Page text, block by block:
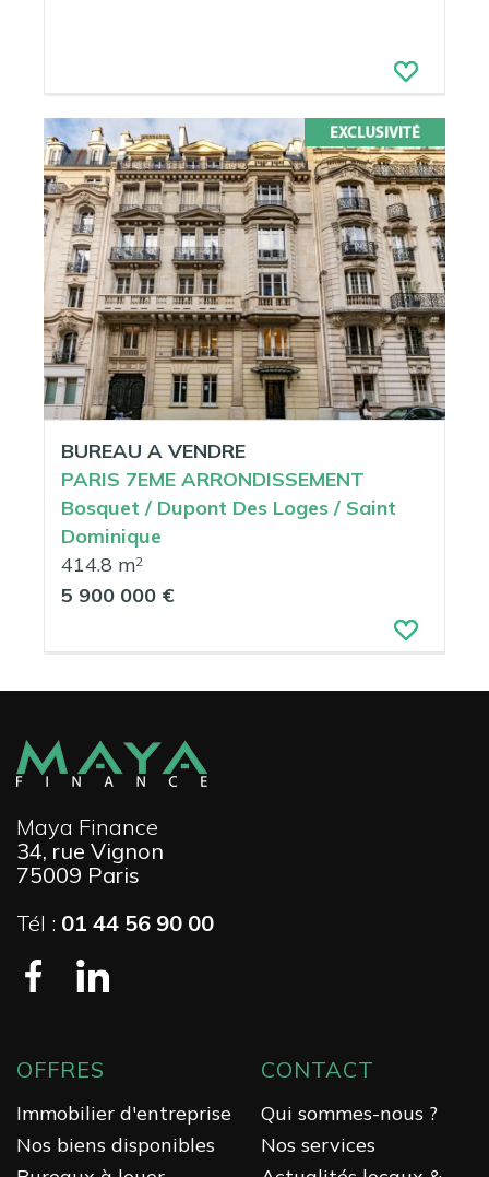
BUREAU A VENDRE
PARIS 7EME ARRONDISSEMENT
Bosquet / Dupont Des Loges / Saint
Dominique
414.8 m2
5 900 000 €
Maya Finance
34, rue Vignon
75009 Paris
Tél : 01 44 56 90 00
OFFRES
Immobilier d'entreprise
Nos biens disponibles
CONTACT
Qui sommes-nous ?
Nos services